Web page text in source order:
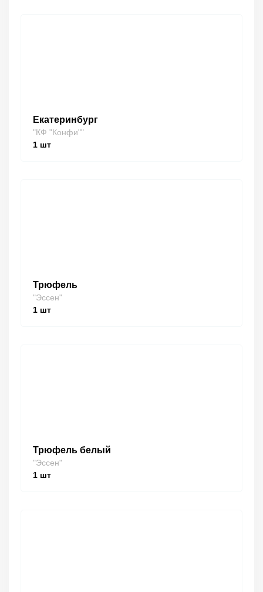
Екатеринбург
"КФ "Конфи""
1 шт
Трюфель
"Эссен"
1 шт
Трюфель белый
"Эссен"
1 шт